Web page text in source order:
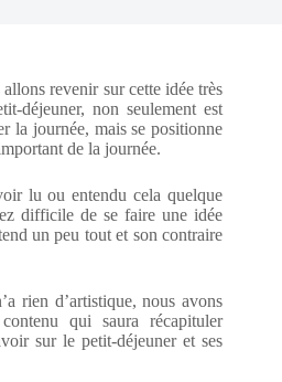
revenir sur cette idée très
déjeuner, non seulement est
la journée, mais se positionne
de la journée.
lu ou entendu cela quelque
difficile de se faire une idée
un peu tout et son contraire
rien d’artistique, nous avons
qui saura récapituler
sur le petit-déjeuner et ses